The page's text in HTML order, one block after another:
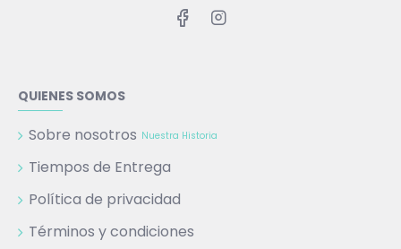
QUIENES SOMOS
Sobre nosotros Nuestra Historia
Tiempos de Entrega
Política de privacidad
Términos y condiciones